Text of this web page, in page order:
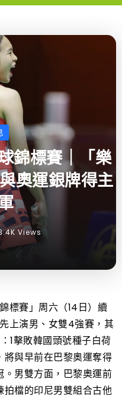
錦標賽｜「樂
奧運銀牌得主
Views
標賽」周六（14日）續
上演男、女雙4強賽，其
1擊敗韓國頭號種子白荷
與早前在巴黎奧運奪得
男雙方面，巴黎奧運前
檔的印尼男雙組合古他